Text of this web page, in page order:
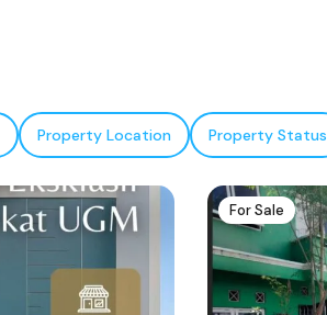
Property Location Property Status
For Sale